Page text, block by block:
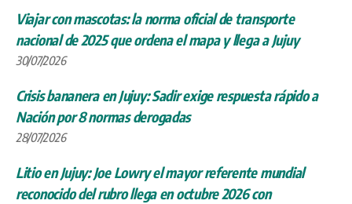
Viajar con mascotas: la norma oficial de transporte
nacional de 2025 que ordena el mapa y llega a Jujuy
30/07/2026
Crisis bananera en Jujuy: Sadir exige respuesta rápido a
Nación por 8 normas derogadas
28/07/2026
Litio en Jujuy: Joe Lowry el mayor referente mundial
reconocido del rubro llega en octubre 2026 con